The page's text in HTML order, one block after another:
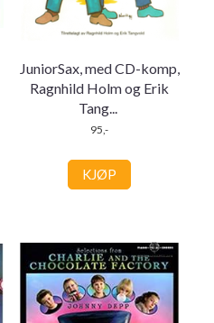
JuniorSax, med CD-komp,
Ragnhild Holm og Erik
Tang...
95,-
KJØP